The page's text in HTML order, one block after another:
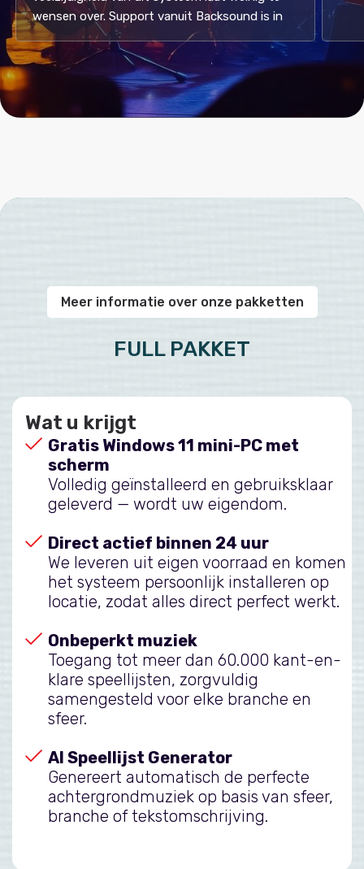
wensen over. Support vanuit Backsound is in
een woord: "super!". Vraag gewoon een demo
aan. (Oh, ja niet duur. Volgens mij de
goedkoopste in deze markt. )
Meer informatie over onze pakketten
FULL PAKKET
Wat u krijgt
Gratis Windows 11 mini-PC met
scherm
Volledig geïnstalleerd en gebruiksklaar
geleverd — wordt uw eigendom.
Direct actief binnen 24 uur
We leveren uit eigen voorraad en komen
het systeem persoonlijk installeren op
locatie, zodat alles direct perfect werkt.
Onbeperkt muziek
Toegang tot meer dan 60.000 kant-en-
klare speellijsten, zorgvuldig
samengesteld voor elke branche en
sfeer.
AI Speellijst Generator
Genereert automatisch de perfecte
achtergrondmuziek op basis van sfeer,
branche of tekstomschrijving.